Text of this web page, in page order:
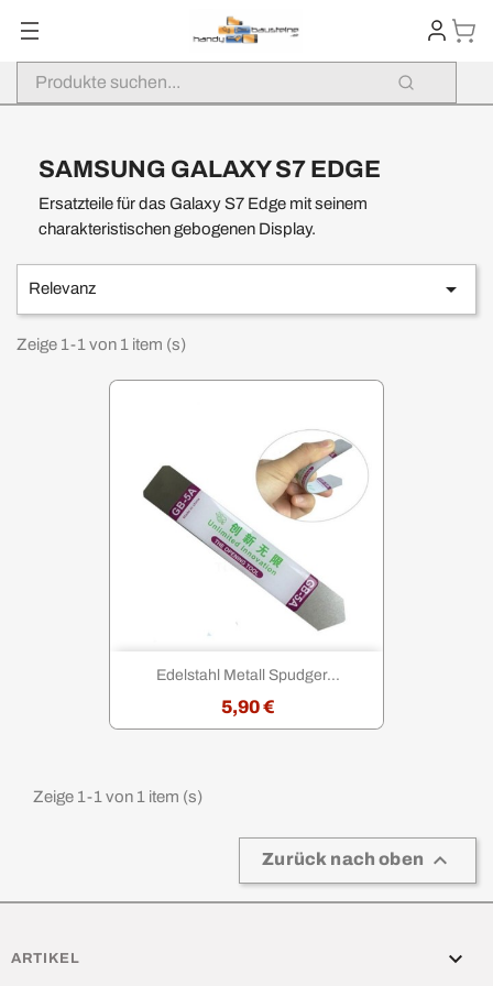
SAMSUNG GALAXY S7 EDGE
Ersatzteile für das Galaxy S7 Edge mit seinem
charakteristischen gebogenen Display.
Relevanz 
Zeige 1-1 von 1 item (s)
Edelstahl Metall Spudger...
5,90 €
Zeige 1-1 von 1 item (s)
Zurück nach oben 
ARTIKEL 